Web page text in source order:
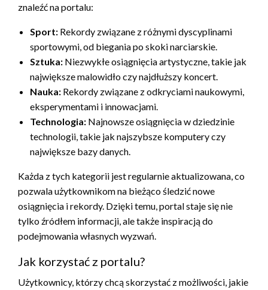
znaleźć na portalu:
Sport: Rekordy związane z różnymi dyscyplinami
sportowymi, od biegania po skoki narciarskie.
Sztuka: Niezwykłe osiągnięcia artystyczne, takie jak
największe malowidło czy najdłuższy koncert.
Nauka: Rekordy związane z odkryciami naukowymi,
eksperymentami i innowacjami.
Technologia: Najnowsze osiągnięcia w dziedzinie
technologii, takie jak najszybsze komputery czy
największe bazy danych.
Każda z tych kategorii jest regularnie aktualizowana, co
pozwala użytkownikom na bieżąco śledzić nowe
osiągnięcia i rekordy. Dzięki temu, portal staje się nie
tylko źródłem informacji, ale także inspiracją do
podejmowania własnych wyzwań.
Jak korzystać z portalu?
Użytkownicy, którzy chcą skorzystać z możliwości, jakie